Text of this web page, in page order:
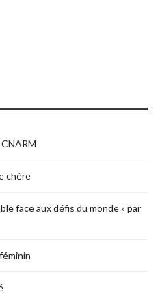
chère
face aux défis du monde » par